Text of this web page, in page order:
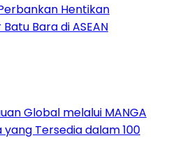
Hentikan
Bara di ASEAN
Global melalui MANGA
yang Tersedia dalam 100